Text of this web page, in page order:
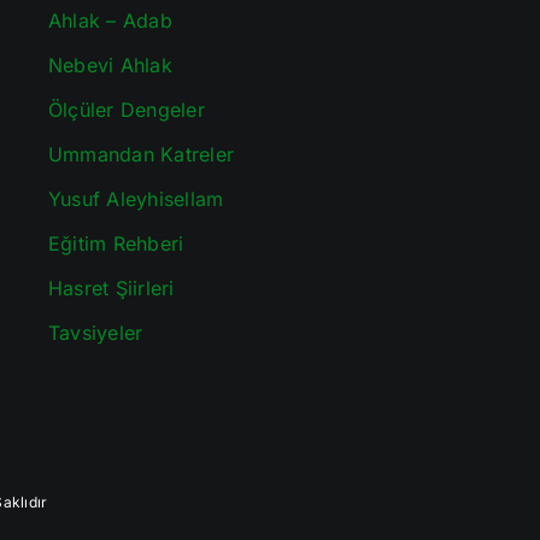
Ahlak – Adab
Nebevi Ahlak
Ölçüler Dengeler
Ummandan Katreler
Yusuf Aleyhisellam
Eğitim Rehberi
Hasret Şiirleri
Tavsiyeler